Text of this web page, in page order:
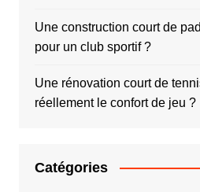
Une construction court de
pour un club sportif ?
Une rénovation court de
réellement le confort de jeu ?
Catégories